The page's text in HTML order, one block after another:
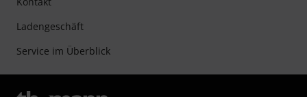
Ladengeschäft
Service im Überblick